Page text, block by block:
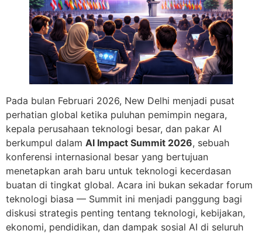
Pada bulan Februari 2026, New Delhi menjadi pusat
perhatian global ketika puluhan pemimpin negara,
kepala perusahaan teknologi besar, dan pakar AI
berkumpul dalam AI Impact Summit 2026, sebuah
konferensi internasional besar yang bertujuan
menetapkan arah baru untuk teknologi kecerdasan
buatan di tingkat global. Acara ini bukan sekadar forum
teknologi biasa — Summit ini menjadi panggung bagi
diskusi strategis penting tentang teknologi, kebijakan,
ekonomi, pendidikan, dan dampak sosial AI di seluruh